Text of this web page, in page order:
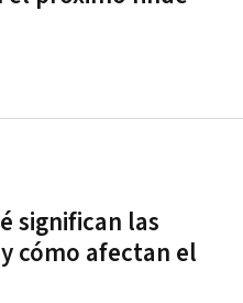
significan las
cómo afectan el